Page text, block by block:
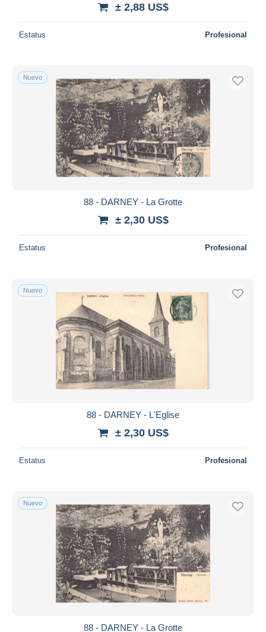
± 2,88 US$
Estatus Profesional
Nuevo
88 - DARNEY - La Grotte
± 2,30 US$
Estatus Profesional
Nuevo
88 - DARNEY - L'Eglise
± 2,30 US$
Estatus Profesional
Nuevo
88 - DARNEY - La Grotte